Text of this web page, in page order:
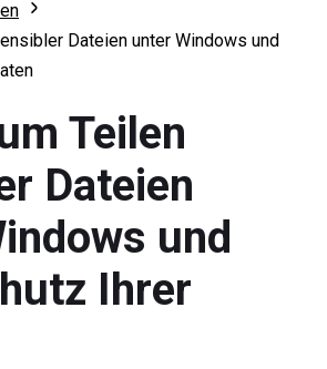
Dateien unter Windows und
Teilen
Dateien
und
Ihrer